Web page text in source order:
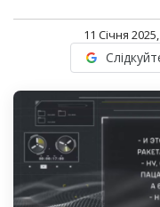
11 Січня